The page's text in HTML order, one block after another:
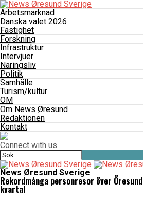
Arbetsmarknad
Danska valet 2026
Fastighet
Forskning
Infrastruktur
Intervjuer
Näringsliv
Politik
Samhälle
Turism/kultur
OM
Om News Øresund
Redaktionen
Kontakt
Connect with us
News Øresund Sverige
Rekordmånga personresor över
kvartal